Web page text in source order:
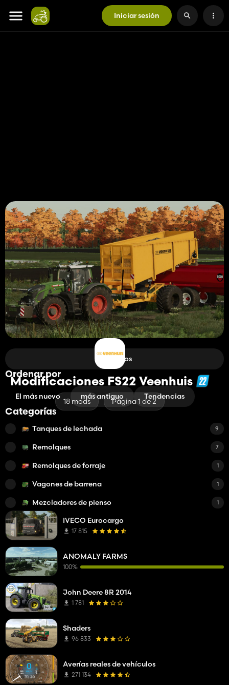
Iniciar sesión
Modificaciones FS22 Veenhuis
18 mods Página 1 de 2
Filtros
Ordenar por
El más nuevo más antiguo Tendencias
Categorías
Tanques de lechada 9
Remolques 7
Remolques de forraje 1
Vagones de barrena 1
Mezcladores de pienso 1
IVECO Eurocargo
17 815
ANOMALY FARMS
100%
John Deere 8R 2014
1 781
Shaders
96 833
Averías reales de vehículos
271 134